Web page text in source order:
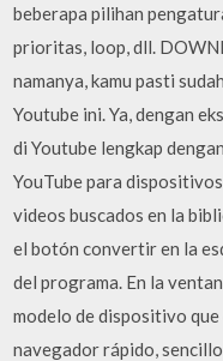
beberapa pilihan
prioritas, loop, dll.
namanya, kamu pasti
Youtube ini. Ya, dengan
di Youtube lengkap
YouTube para
videos buscados en la
el botón convertir en la
del programa. En la
modelo de dispositivo que
navegador rápido,